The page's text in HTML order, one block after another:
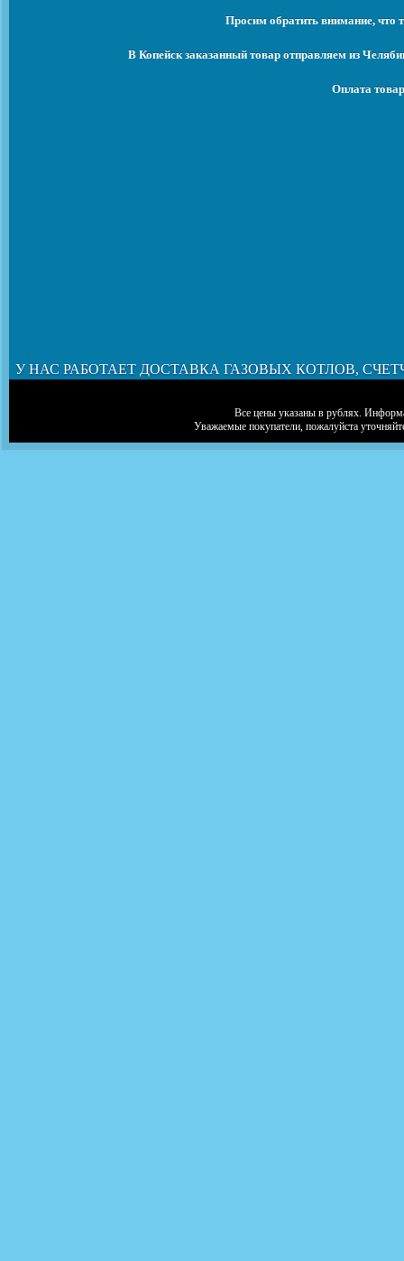
Просим обратить внимание, что
В Копейск заказанный товар отправляем из
Оплата
У НАС РАБОТАЕТ ДОСТАВКА ГАЗОВЫХ КОТЛОВ,
Все цены указаны в рублях.
Уважаемые покупатели, пожалуйста